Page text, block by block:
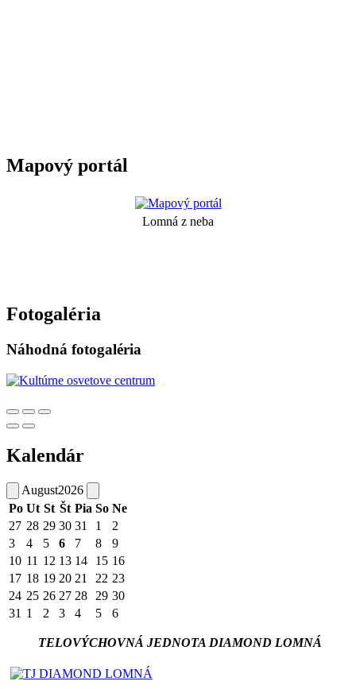
Mapový portál
Lomná z neba
Fotogaléria
Náhodná fotogaléria
Kalendár
August2026
Po Ut St Št Pia So Ne
27 28 29 30 31 1
2
3
4 5 6 7 8
9
10 11 12 13 14 15 16
17 18 19 20 21 22 23
24 25 26 27 28 29 30
31 1 2 3 4 5 6
TELOVÝCHOVNÁ JEDNOTA DIAMOND LOMNÁ